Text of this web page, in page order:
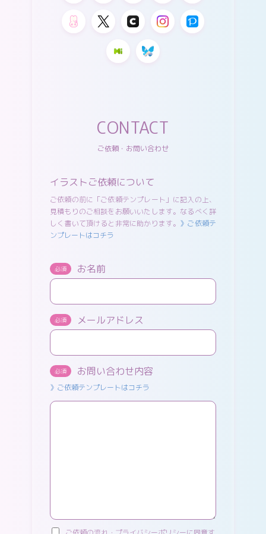
CONTACT
ご依頼・お問い合わせ
イラストご依頼について
ご依頼の前に「ご依頼テンプレート」に記入の上、
見積もりのご相談をお願いいたします。なるべく詳
しく書いて頂けると非常に助かります。 》ご依頼テ
ンプレートはコチラ
必須 お名前
必須 メールアドレス
必須 お問い合わせ内容
》ご依頼テンプレートはコチラ